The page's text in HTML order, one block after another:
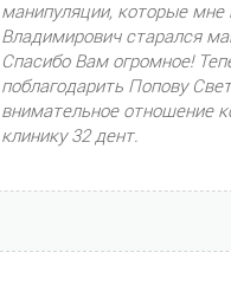
манипуляции, которые мне
Владимирович старался
Спасибо Вам огромное!
поблагодарить Попову
внимательное отношение
клинику 32 дент.